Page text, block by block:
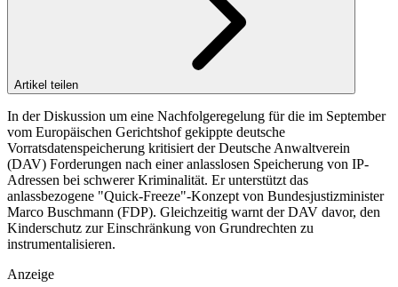
Artikel teilen
In der Diskussion um eine Nachfolgeregelung für die im September
vom Europäischen Gerichtshof gekippte deutsche
Vorratsdatenspeicherung kritisiert der Deutsche Anwaltverein
(DAV) Forderungen nach einer anlasslosen Speicherung von IP-
Adressen bei schwerer Kriminalität. Er unterstützt das
anlassbezogene "Quick-Freeze"-Konzept von Bundesjustizminister
Marco Buschmann (FDP). Gleichzeitig warnt der DAV davor, den
Kinderschutz zur Einschränkung von Grundrechten zu
instrumentalisieren.
Anzeige